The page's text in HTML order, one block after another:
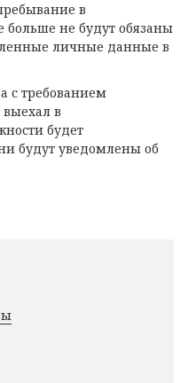
в
не будут обязаны
личные данные в
с требованием
в
будет
будут уведомлены об